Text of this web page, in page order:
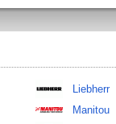
Liebherr
Manitou